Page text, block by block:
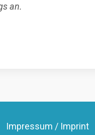
an.
Impressum / Imprint